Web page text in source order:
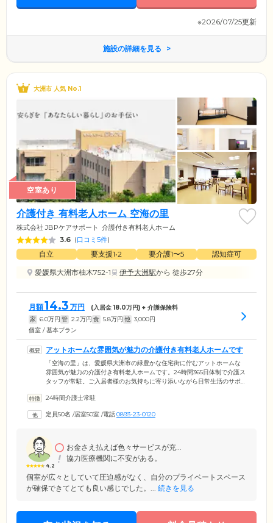
※2026/07/25更新
施設の詳細を見る
大洲市 人気 No.1
空室あり
介護付き 有料老人ホーム 空海の里
株式会社 JBPケアサポート 介護付き有料老人ホーム
3.6 (口コミ5件)
自立 要支援1•2 要介護1〜5
認知症可
愛媛県大洲市柚木752-1
伊予大洲駅から 徒歩27分
月額14.3 万円 (入居金18.0万円) + 介護保険料
家 6.0万円 管 2.2万円 食 5.8万円 他 3,000円
個室 / 基本プラン
アットホームな雰囲気が魅力の介護付き有料老人ホームです
「空海の里」は、愛媛県大洲市の緑豊かな住宅街に佇むアットホームな
雰囲気が魅力の介護付き有料老人ホームです。24時間365日体制で介護ス
タッフが常駐。ご入居者様のお気持ちに寄り添いながら日常生活のサポ
血圧といったバイタルチェックを実施。服薬管理や健康相談も行ってい
が取れており、安心して生活を送ることができます。ご自宅のようにの
24時間介護士常駐
定員50名 /居室50室 /電話0893-23-0120
4.2
お金さえ払えば色々サービスが充...
協力医療機関に不安がある。
個室が広々としていて圧迫感がなく、自分のプライベートスペース
が確保できてとても良い感じでした。... 続きを見る